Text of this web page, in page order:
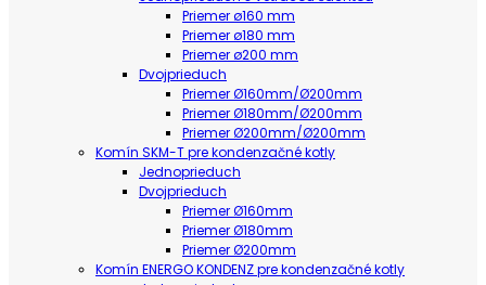
Priemer ø160 mm
Priemer ø180 mm
Priemer ø200 mm
Dvojprieduch
Priemer Ø160mm/Ø200mm
Priemer Ø180mm/Ø200mm
Priemer Ø200mm/Ø200mm
Komín SKM-T pre kondenzačné kotly
Jednoprieduch
Dvojprieduch
Priemer Ø160mm
Priemer Ø180mm
Priemer Ø200mm
Komín ENERGO KONDENZ pre kondenzačné kotly